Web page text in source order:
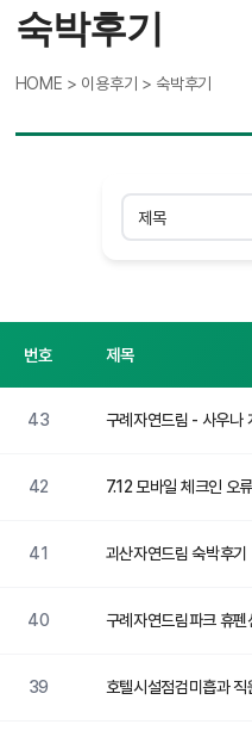
숙박후기
HOME > 이용후기 > 숙박후기
검색 분야
검색어 입력
번호 제목
43 구례자연드림 - 사우나
42 7.12 모바일 체크인 오
41 괴산자연드림 숙박후기
40 구례자연드림파크 휴펜
39 호텔시설점검미흡과